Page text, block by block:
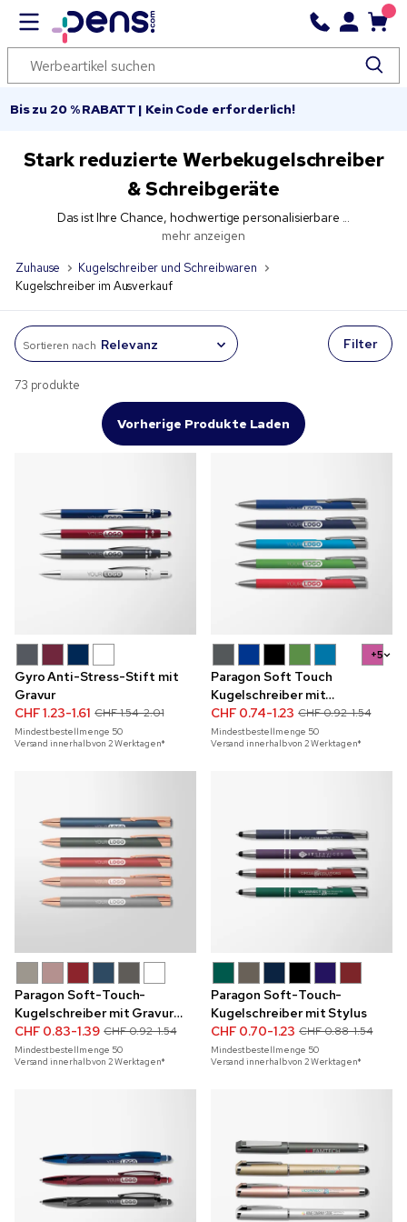
Bis zu 20 % RABATT | Kein Code erforderlich!
Stark reduzierte Werbekugelschreiber
& Schreibgeräte
Das ist Ihre Chance, hochwertige personalisierbare ...
mehr anzeigen
Zuhause
Kugelschreiber und Schreibwaren
Kugelschreiber im Ausverkauf
Sortieren nach Filter
73 produkte
Vorherige Produkte Laden
Gyro Anti-Stress-Stift mit
Gravur
CHF 1.23-1.61 CHF 1.54-2.01
Mindestbestellmenge 50
Versand innerhalb von 2 Werktagen*
+5
Paragon Soft Touch
Kugelschreiber mit
Metallakzenten
CHF 0.74-1.23 CHF 0.92-1.54
Mindestbestellmenge 50
Versand innerhalb von 2 Werktagen*
Paragon Soft-Touch-
Kugelschreiber mit Gravur
und Details in Roségold
CHF 0.83-1.39 CHF 0.92-1.54
Mindestbestellmenge 50
Versand innerhalb von 2 Werktagen*
Paragon Soft-Touch-
Kugelschreiber mit Stylus
CHF 0.70-1.23 CHF 0.88-1.54
Mindestbestellmenge 50
Versand innerhalb von 2 Werktagen*